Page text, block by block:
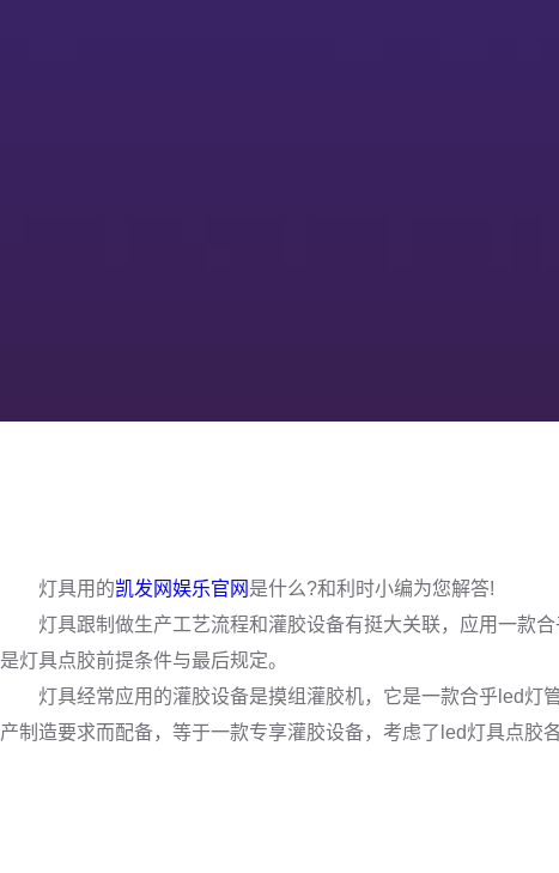
灯具用的凯发网娱乐官网 是什么?和利时小编为您解答!
灯具跟制做生产工艺流程和灌胶设备有挺大关联，应用一款合
是灯具点胶前提条件与最后规定。
灯具经常应用的灌胶设备是摸组灌胶机，它是一款合乎led灯
产制造要求而配备，等于一款专享灌胶设备，考虑了led灯具点胶